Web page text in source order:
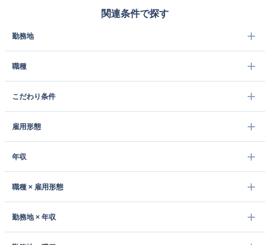
関連条件で探す
勤務地
職種
こだわり条件
雇用形態
年収
職種 × 雇用形態
勤務地 × 年収